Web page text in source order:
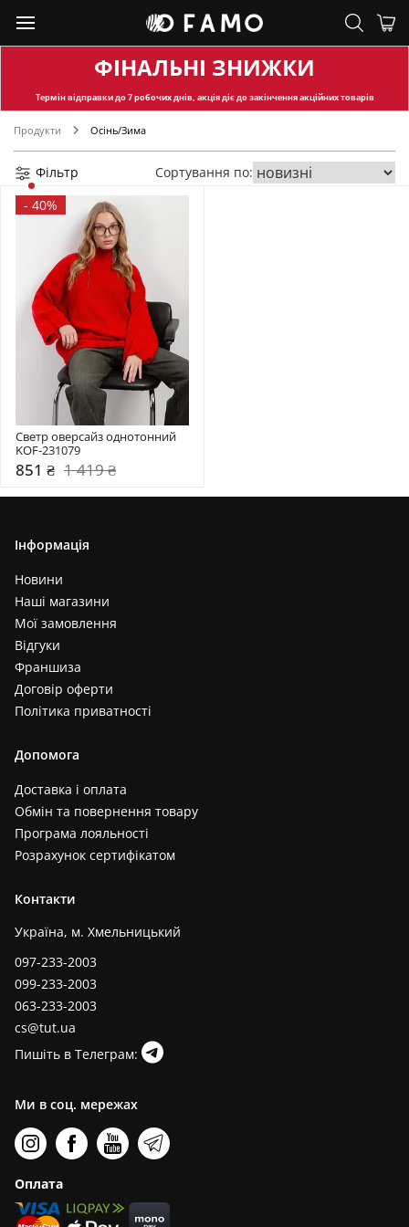
ФІНАЛЬНІ ЗНИЖКИ
Термін відправкидо 7 робочих днів, акція діє до закінчення акційних товарів
Продукти Осінь/Зима
Фільтр
Сортування по:
- 40%
Светр оверсайз однотонний
KOF-231079
851 ₴ 1 419 ₴
Інформація
Новини
Наші магазини
Мої замовлення
Відгуки
Франшиза
Договір оферти
Політика приватності
Допомога
Доставка і оплата
Обмін та повернення товару
Програма лояльності
Розрахунок сертифікатом
Контакти
Україна, м. Хмельницький
097-233-2003
099-233-2003
063-233-2003
cs@tut.ua
Пишіть в Телеграм:
Ми в соц. мережах
Оплата